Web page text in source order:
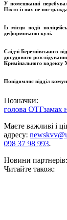
У помешканні
Ніхто із них не
Із місця події
деформованої кулі.
Слідчі Березнівського
досудового
Кримінального кодексу
Повідомляє відділ
Позначки:
голова ОТГзамах
Маєте важливі і
адресу:
098 37 98 993.
Новини партнерів:
Читайте також: